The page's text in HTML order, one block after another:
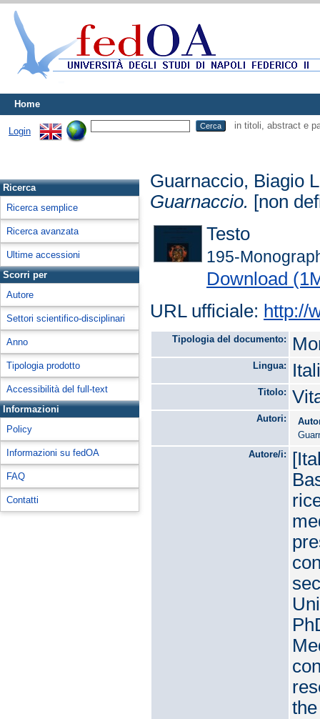
Home
Login
in titoli, abstract e
Ricerca
Ricerca semplice
Ricerca avanzata
Ultime accessioni
Scorri per
Autore
Settori scientifico-disciplinari
Anno
Tipologia prodotto
Accessibilità del full-text
Informazioni
Policy
Informazioni su fedOA
FAQ
Contatti
Guarnaccio, Biagio
Guarnaccio. [non
Testo
195-
Download
URL ufficiale: http://
Tipologia del documento:
Lingua:
Titolo:
Autori:
Autore/i: